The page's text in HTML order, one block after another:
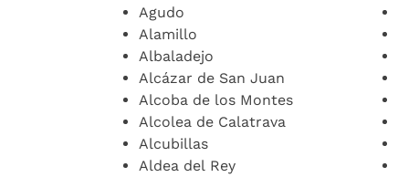
Agudo
Alamillo
Albaladejo
Alcázar de San Juan
Alcoba de los Montes
Alcolea de Calatrava
Alcubillas
Aldea del Rey